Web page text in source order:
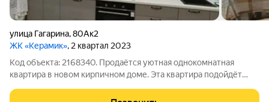
улица Гагарина,80Ак2
ЖК «Керамик», 2 квартал 2023
Код объекта: 2168340. Продаётся уютная однокомнатная
квартира в новом кирпичном доме. Эта квартира подойдёт
Отличное состояние квартиры позволит вам сразу заехать и